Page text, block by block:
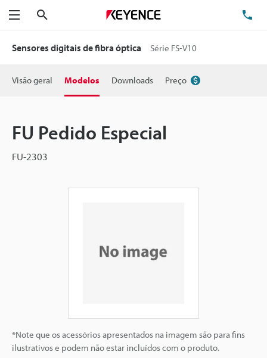
Menu
Sensores digitais de fibra óptica Série FS-V10
Visão geral Modelos Downloads Preço
FU Pedido Especial
FU-2303
*Note que os acessórios apresentados na imagem são para fins
ilustrativos e podem não estar incluídos com o produto.